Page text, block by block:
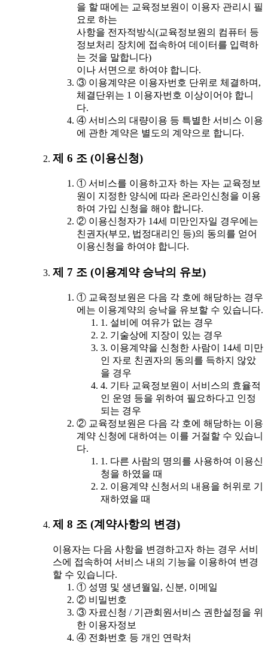
을 할 때에는 교육정보원이 이용자 관리시 필
요로 하는
사항을 전자적방식(교육정보원의 컴퓨터 등
정보처리 장치에 접속하여 데이터를 입력하
는 것을 말합니다)
이나 서면으로 하여야 합니다.
③ 이용계약은 이용자번호 단위로 체결하며,
체결단위는 1 이용자번호 이상이어야 합니
다.
④ 서비스의 대량이용 등 특별한 서비스 이용
에 관한 계약은 별도의 계약으로 합니다.
제 6 조 (이용신청)
① 서비스를 이용하고자 하는 자는 교육정보
원이 지정한 양식에 따라 온라인신청을 이용
하여 가입 신청을 해야 합니다.
② 이용신청자가 14세 미만인자일 경우에는
친권자(부모, 법정대리인 등)의 동의를 얻어
이용신청을 하여야 합니다.
제 7 조 (이용계약 승낙의 유보)
① 교육정보원은 다음 각 호에 해당하는 경우
에는 이용계약의 승낙을 유보할 수 있습니다.
1. 설비에 여유가 없는 경우
2. 기술상에 지장이 있는 경우
3. 이용계약을 신청한 사람이 14세 미만
인 자로 친권자의 동의를 득하지 않았
을 경우
4. 기타 교육정보원이 서비스의 효율적
인 운영 등을 위하여 필요하다고 인정
되는 경우
② 교육정보원은 다음 각 호에 해당하는 이용
계약 신청에 대하여는 이를 거절할 수 있습니
다.
1. 다른 사람의 명의를 사용하여 이용신
청을 하였을 때
2. 이용계약 신청서의 내용을 허위로 기
재하였을 때
제 8 조 (계약사항의 변경)
이용자는 다음 사항을 변경하고자 하는 경우 서비
스에 접속하여 서비스 내의 기능을 이용하여 변경
할 수 있습니다.
① 성명 및 생년월일, 신분, 이메일
② 비밀번호
③ 자료신청 / 기관회원서비스 권한설정을 위
한 이용자정보
④ 전화번호 등 개인 연락처